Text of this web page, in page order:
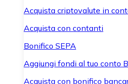
Acquista criptovalute in
Acquista con contanti
Bonifico SEPA
Aggiungi fondi al tuo conto
Acquista con bonifico